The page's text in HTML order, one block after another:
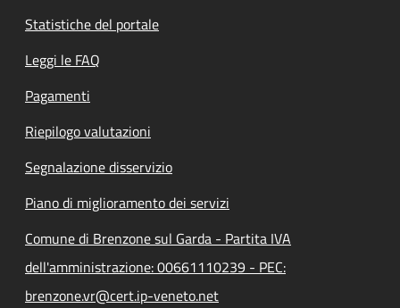
Statistiche del portale
Leggi le FAQ
Pagamenti
Riepilogo valutazioni
Segnalazione disservizio
Piano di miglioramento dei servizi
Comune di Brenzone sul Garda - Partita IVA
dell'amministrazione: 00661110239 - PEC:
brenzone.vr@cert.ip-veneto.net